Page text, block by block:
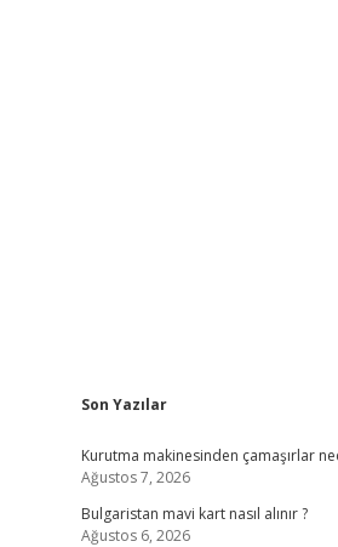
Sidebar
Son Yazılar
Kurutma makinesinden çamaşırlar
Ağustos 7, 2026
Bulgaristan mavi kart nasıl alınır ?
Ağustos 6, 2026
betcivdcasino mobil giriş